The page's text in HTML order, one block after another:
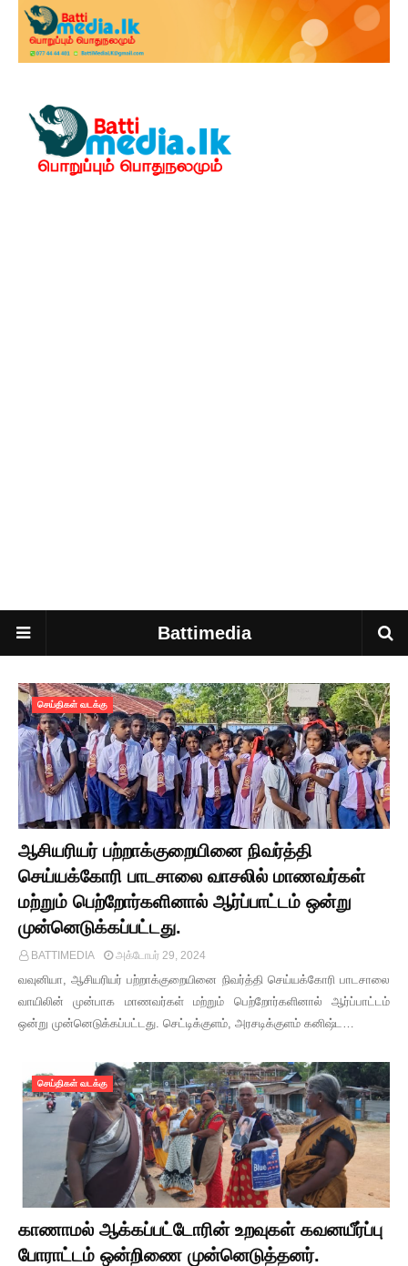
Battimedia
செய்திகள் வடக்கு
ஆசியரியர் பற்றாக்குறையினை நிவர்த்தி
செய்யக்கோரி பாடசாலை வாசலில் மாணவர்கள்
மற்றும் பெற்றோர்களினால் ஆர்ப்பாட்டம் ஒன்று
முன்னெடுக்கப்பட்டது.
BATTIMEDIA அக்டோபர் 29, 2024
வவுனியா, ஆசியரியர் பற்றாக்குறையினை நிவர்த்தி செய்யக்கோரி பாடசாலை
வாயிலின் முன்பாக மாணவர்கள் மற்றும் பெற்றோர்களினால் ஆர்ப்பாட்டம்
ஒன்று முன்னெடுக்கப்பட்டது. செட்டிக்குளம், அரசடிக்குளம் கனிஷ்ட…
செய்திகள் வடக்கு
காணாமல் ஆக்கப்பட்டோரின் உறவுகள் கவனயீர்ப்பு
போராட்டம் ஒன்றிணை முன்னெடுத்தனர்.